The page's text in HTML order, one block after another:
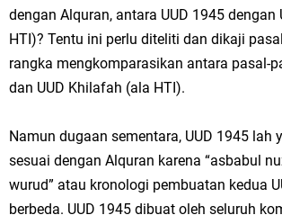
dengan Alquran, antara UUD 1945 dengan
HTI)? Tentu ini perlu diteliti dan dikaji
rangka mengkomparasikan antara pasal-
dan UUD Khilafah (ala HTI).
Namun dugaan sementara, UUD 1945 lah
sesuai dengan Alquran karena “asbabul
wurud” atau kronologi pembuatan kedua
berbeda. UUD 1945 dibuat oleh seluruh